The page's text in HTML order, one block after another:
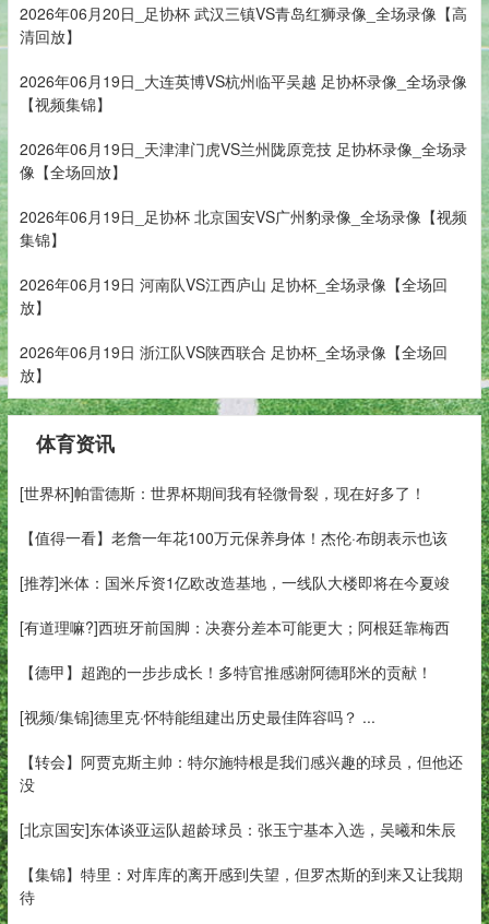
2026年06月20日_足协杯 武汉三镇VS青岛红狮录像_全场录像【高
清回放】
2026年06月19日_大连英博VS杭州临平吴越 足协杯录像_全场录像
【视频集锦】
2026年06月19日_天津津门虎VS兰州陇原竞技 足协杯录像_全场录
像【全场回放】
2026年06月19日_足协杯 北京国安VS广州豹录像_全场录像【视频
集锦】
2026年06月19日 河南队VS江西庐山 足协杯_全场录像【全场回
放】
2026年06月19日 浙江队VS陕西联合 足协杯_全场录像【全场回
放】
体育资讯
[世界杯]帕雷德斯：世界杯期间我有轻微骨裂，现在好多了！
【值得一看】老詹一年花100万元保养身体！杰伦·布朗表示也该
[推荐]米体：国米斥资1亿欧改造基地，一线队大楼即将在今夏竣
[有道理嘛?]西班牙前国脚：决赛分差本可能更大；阿根廷靠梅西
【德甲】超跑的一步步成长！多特官推感谢阿德耶米的贡献！
[视频/集锦]德里克·怀特能组建出历史最佳阵容吗？ ...
【转会】阿贾克斯主帅：特尔施特根是我们感兴趣的球员，但他还
没
[北京国安]东体谈亚运队超龄球员：张玉宁基本入选，吴曦和朱辰
【集锦】特里：对库库的离开感到失望，但罗杰斯的到来又让我期
待